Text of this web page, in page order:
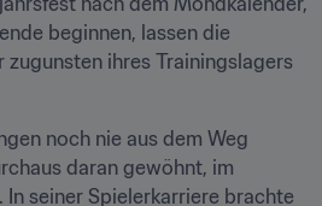
beginnen, lassen die
ihres Trainingslagers
noch nie aus dem Weg
daran gewöhnt, im
In seiner Spielerkarriere brachte